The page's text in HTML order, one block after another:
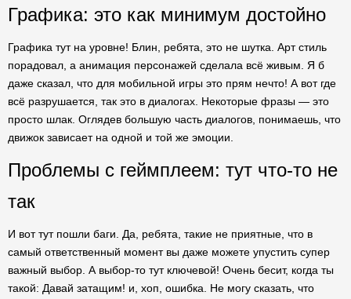
Графика: это как минимум достойно
Графика тут на уровне! Блин, ребята, это не шутка. Арт стиль
порадовал, а анимация персонажей сделала всё живым. Я б
даже сказал, что для мобильной игры это прям нечто! А вот где
всё разрушается, так это в диалогах. Некоторые фразы — это
просто шлак. Оглядев большую часть диалогов, понимаешь, что
движок зависает на одной и той же эмоции.
Проблемы с геймплеем: тут что-то не
так
И вот тут пошли баги. Да, ребята, такие не приятные, что в
самый ответственный момент вы даже можете упустить супер
важный выбор. А выбор-то тут ключевой! Очень бесит, когда ты
такой: Давай затащим! и, хоп, ошибка. Не могу сказать, что